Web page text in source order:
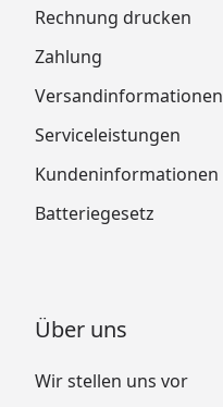
Rechnung drucken
Zahlung
Versandinformationen
Serviceleistungen
Kundeninformationen
Batteriegesetz
Über uns
Wir stellen uns vor